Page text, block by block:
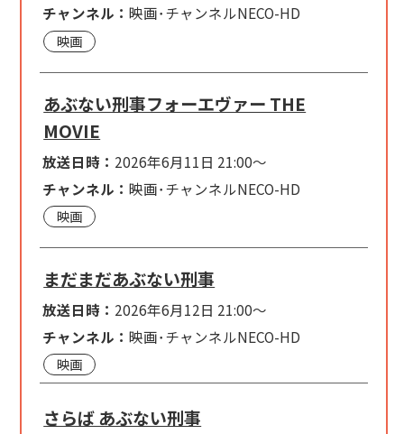
チャンネル：映画･チャンネルNECO-HD
映画
あぶない刑事フォーエヴァー THE
MOVIE
放送日時： 2026年6月11日 21:00～
チャンネル：映画･チャンネルNECO-HD
映画
まだまだあぶない刑事
放送日時： 2026年6月12日 21:00～
チャンネル：映画･チャンネルNECO-HD
映画
さらば あぶない刑事